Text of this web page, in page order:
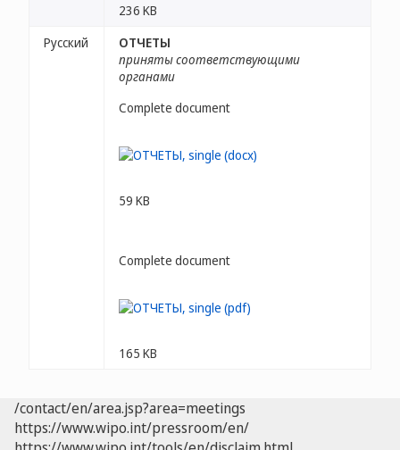
236 KB
Русский
ОТЧЕТЫ
приняты соответствующими
органами
Complete document
59 KB
Complete document
165 KB
/contact/en/area.jsp?area=meetings
https://www.wipo.int/pressroom/en/